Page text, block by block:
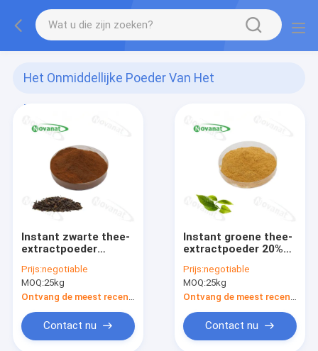
Het Onmiddellijke Poeder Van Het
Theeuittreksel
Instant zwarte thee-
extractpoeder
polyfenolen/clean
label/wateroplosbaar
Prijs:negotiable
MOQ:25kg
Contact nu
Instant groene thee-
extractpoeder 20%
eten en drinken /
schoon label
Prijs:negotiable
MOQ:25kg
Contact nu